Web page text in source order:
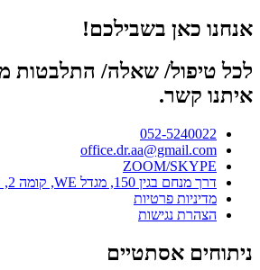
אנחנו כאן בשבילכם!
לכל טיפול/ שאלה/ התלבטות
איתנו קשר.
052-5240022
office.dr.aa@gmail.com
ZOOM/SKYPE
דרך מנחם בגין 150, מגדל WE, קומה 2, תל אביב
מדיניות פרטיות
הצהרת נגישות
ניתוחים אסתטיים